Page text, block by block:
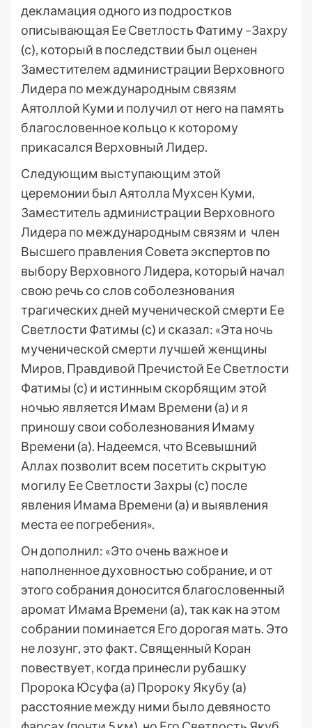
декламация одного из подростков
описывающая Ее Светлость Фатиму –Захру
(с), который в последствии был оценен
Заместителем администрации Верховного
Лидера по международным связям
Аятоллой Куми и получил от него на память
благословенное кольцо к которому
прикасался Верховный Лидер.
Следующим выступающим этой
церемонии был Аятолла Мухсен Куми,
Заместитель администрации Верховного
Лидера по международным связям и член
Высшего правления Совета экспертов по
выбору Верховного Лидера, который начал
свою речь со слов соболезнования
трагических дней мученической смерти Ее
Светлости Фатимы (с) и сказал: «Эта ночь
мученической смерти лучшей женщины
Миров, Правдивой Пречистой Ее Светлости
Фатимы (с) и истинным скорбящим этой
ночью является Имам Времени (а) и я
приношу свои соболезнования Имаму
Времени (а). Надеемся, что Всевышний
Аллах позволит всем посетить скрытую
могилу Ее Светлости Захры (с) после
явления Имама Времени (а) и выявления
места ее погребения».
Он дополнил: «Это очень важное и
наполненное духовностью собрание, и от
этого собрания доносится благословенный
аромат Имама Времени (а), так как на этом
собрании поминается Его дорогая мать. Это
не лозунг, это факт. Священный Коран
повествует, когда принесли рубашку
Пророка Юсуфа (а) Пророку Якубу (а)
расстояние между ними было девяносто